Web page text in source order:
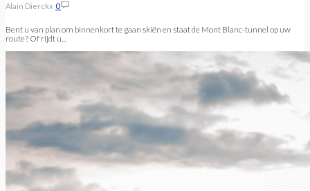
Alain Dierckx 0
Bent u van plan om binnenkort te gaan skiën en staat de Mont Blanc-tunnel op uw
route? Of rijdt u...